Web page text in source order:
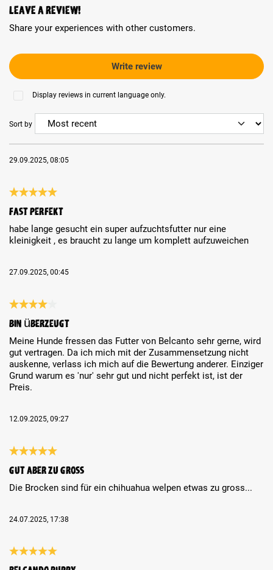
Leave a review!
Share your experiences with other customers.
Write review
Display reviews in current language only.
Sort by
29.09.2025, 08:05
fast perfekt
habe lange gesucht ein super aufzuchtsfutter nur eine
kleinigkeit , es braucht zu lange um komplett aufzuweichen
27.09.2025, 00:45
Bin überzeugt
Meine Hunde fressen das Futter von Belcanto sehr gerne, wird
gut vertragen. Da ich mich mit der Zusammensetzung nicht
auskenne, verlass ich mich auf die Bewertung anderer. Einziger
Grund warum es 'nur' sehr gut und nicht perfekt ist, ist der
Preis.
12.09.2025, 09:27
Gut aber zu gross
Die Brocken sind für ein chihuahua welpen etwas zu gross...
24.07.2025, 17:38